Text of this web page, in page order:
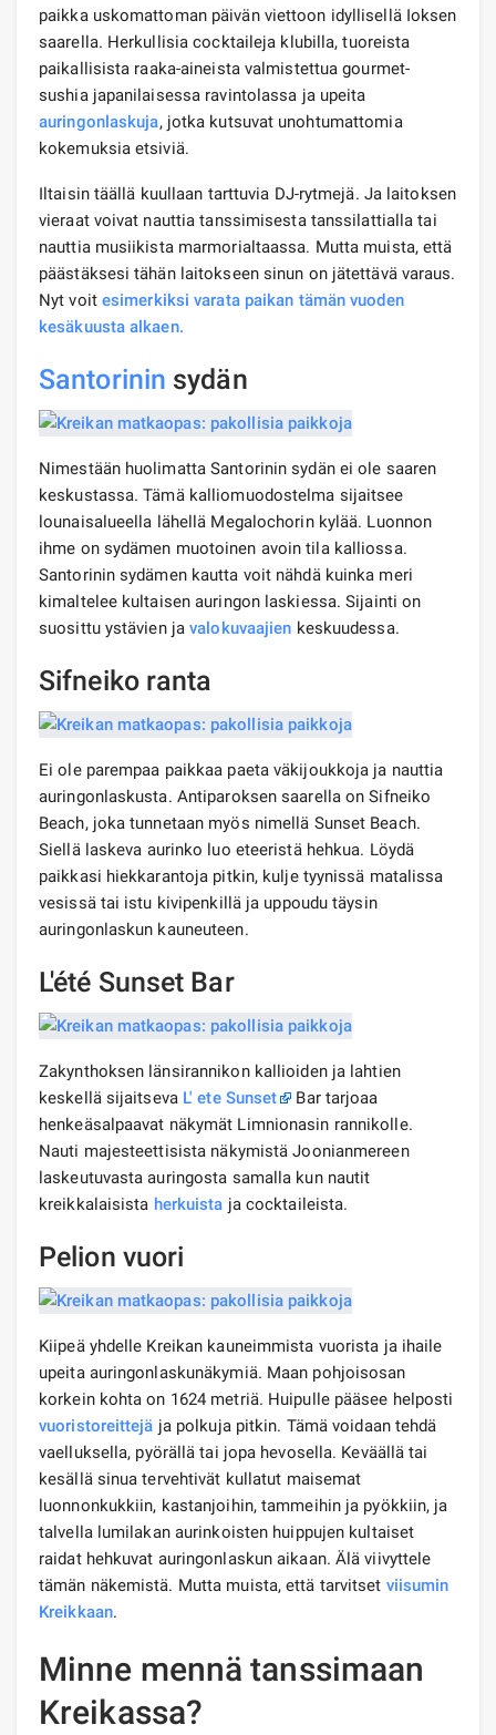
paikka uskomattoman päivän viettoon idyllisellä Ioksen
saarella. Herkullisia cocktaileja klubilla, tuoreista
paikallisista raaka-aineista valmistettua gourmet-
sushia japanilaisessa ravintolassa ja upeita
auringonlaskuja, jotka kutsuvat unohtumattomia
kokemuksia etsiviä.
Iltaisin täällä kuullaan tarttuvia DJ-rytmejä. Ja laitoksen
vieraat voivat nauttia tanssimisesta tanssilattialla tai
nauttia musiikista marmorialtaassa. Mutta muista, että
päästäksesi tähän laitokseen sinun on jätettävä varaus.
Nyt voit esimerkiksi varata paikan tämän vuoden
kesäkuusta alkaen.
Santorinin sydän
Nimestään huolimatta Santorinin sydän ei ole saaren
keskustassa. Tämä kalliomuodostelma sijaitsee
lounaisalueella lähellä Megalochorin kylää. Luonnon
ihme on sydämen muotoinen avoin tila kalliossa.
Santorinin sydämen kautta voit nähdä kuinka meri
kimaltelee kultaisen auringon laskiessa. Sijainti on
suosittu ystävien javalokuvaajien keskuudessa.
Sifneiko ranta
Ei ole parempaa paikkaa paeta väkijoukkoja ja nauttia
auringonlaskusta. Antiparoksen saarella on Sifneiko
Beach, joka tunnetaan myös nimellä Sunset Beach.
Siellä laskeva aurinko luo eteeristä hehkua. Löydä
paikkasi hiekkarantoja pitkin, kulje tyynissä matalissa
vesissä tai istu kivipenkillä ja uppoudu täysin
auringonlaskun kauneuteen.
L'été Sunset Bar
Zakynthoksen länsirannikon kallioiden ja lahtien
keskellä sijaitseva L' ete Sunset
Bar tarjoaa
henkeäsalpaavat näkymät Limnionasin rannikolle.
Nauti majesteettisista näkymistä Joonianmereen
laskeutuvasta auringosta samalla kun nautit
kreikkalaisista herkuista ja cocktaileista.
Pelion vuori
Kiipeä yhdelle Kreikan kauneimmista vuorista ja ihaile
upeita auringonlaskunäkymiä. Maan pohjoisosan
korkein kohta on 1624 metriä. Huipulle pääsee helposti
vuoristoreittejä ja polkuja pitkin. Tämä voidaan tehdä
vaelluksella, pyörällä tai jopa hevosella. Keväällä tai
kesällä sinua tervehtivät kullatut maisemat
luonnonkukkiin, kastanjoihin, tammeihin ja pyökkiin, ja
talvella lumilakan aurinkoisten huippujen kultaiset
raidat hehkuvat auringonlaskun aikaan. Älä viivyttele
tämän näkemistä. Mutta muista, että tarvitset viisumin
Kreikkaan.
Minne mennä tanssimaan
Kreikassa?